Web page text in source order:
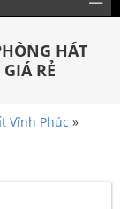
HÁT
RẺ
Vĩnh Phúc »